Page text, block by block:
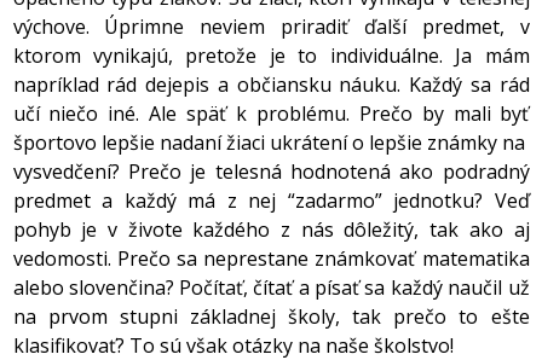
výchove. Úprimne neviem priradiť ďalší predmet, v
ktorom vynikajú, pretože je to individuálne. Ja mám
napríklad rád dejepis a občiansku náuku. Každý sa rád
učí niečo iné. Ale späť k problému. Prečo by mali byť
športovo lepšie nadaní žiaci ukrátení o lepšie známky na
vysvedčení? Prečo je telesná hodnotená ako podradný
predmet a každý má z nej “zadarmo” jednotku? Veď
pohyb je v živote každého z nás dôležitý, tak ako aj
vedomosti. Prečo sa neprestane známkovať matematika
alebo slovenčina? Počítať, čítať a písať sa každý naučil už
na prvom stupni základnej školy, tak prečo to ešte
klasifikovať? To sú však otázky na naše školstvo!